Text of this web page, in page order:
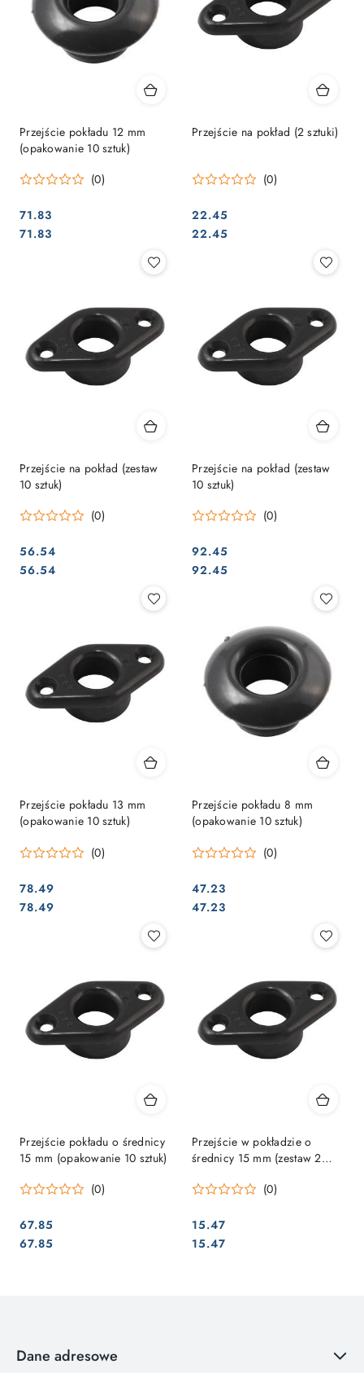
Przejście pokładu 12 mm
(opakowanie 10 sztuk)
(0)
Cena:
71.83
Cena:
71.83
Przejście na pokład (2 sztuki)
(0)
Cena:
22.45
Cena:
22.45
Przejście na pokład (zestaw
10 sztuk)
(0)
Cena:
56.54
Cena:
56.54
Przejście na pokład (zestaw
10 sztuk)
(0)
Cena:
92.45
Cena:
92.45
Przejście pokładu 13 mm
(opakowanie 10 sztuk)
(0)
Cena:
78.49
Cena:
78.49
Przejście pokładu 8 mm
(opakowanie 10 sztuk)
(0)
Cena:
47.23
Cena:
47.23
Przejście pokładu o średnicy
15 mm (opakowanie 10 sztuk)
(0)
Cena:
67.85
Cena:
67.85
Przejście w pokładzie o
średnicy 15 mm (zestaw 2
(0)
Cena:
15.47
Cena:
15.47
Dane adresowe